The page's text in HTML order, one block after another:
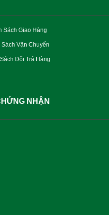
Sách Giao Hàng
Vận Chuyển
Đổi Trả Hàng
NHẬN